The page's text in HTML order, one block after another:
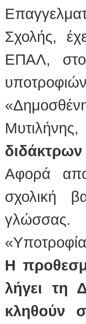
Σχολής,
ΕΠΑΛ, στο
διδάκτρων
Αφορά
σχολική
γλώσσας.
Η
λήγει τη
κληθούν